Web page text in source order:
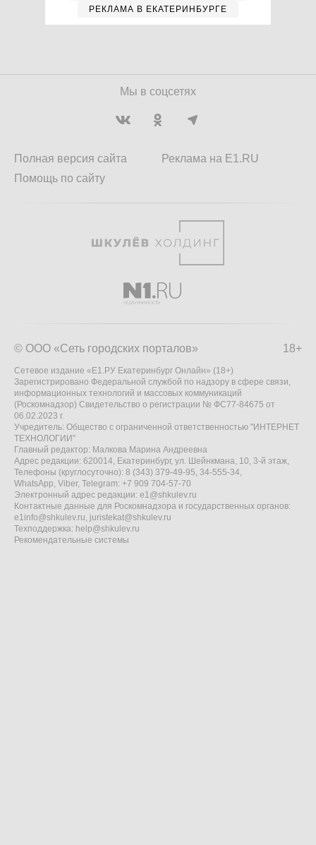
РЕКЛАМА В ЕКАТЕРИНБУРГЕ
Мы в соцсетях
Полная версия сайта
Помощь по сайту
Реклама на E1.RU
18+
© ООО «Сеть городских порталов»
Сетевое издание «Е1.РУ Екатеринбург Онлайн» (18+)
Зарегистрировано Федеральной службой по надзору в сфере связи,
информационных технологий и массовых коммуникаций
(Роскомнадзор) Свидетельство о регистрации № ФС77-84675 от
06.02.2023 г.
Учредитель: Общество с ограниченной ответственностью "ИНТЕРНЕТ
ТЕХНОЛОГИИ"
Главный редактор: Малкова Марина Андреевна
Адрес редакции: 620014, Екатеринбург, ул. Шейнкмана, 10, 3-й этаж,
Телефоны (круглосуточно): 8 (343) 379-49-95, 34-555-34,
WhatsApp, Viber, Telegram: +7 909 704-57-70
Электронный адрес редакции: e1@shkulev.ru
Контактные данные для Роскомнадзора и государственных органов:
e1info@shkulev.ru, juristekat@shkulev.ru
Техподдержка: help@shkulev.ru
Рекомендательные системы